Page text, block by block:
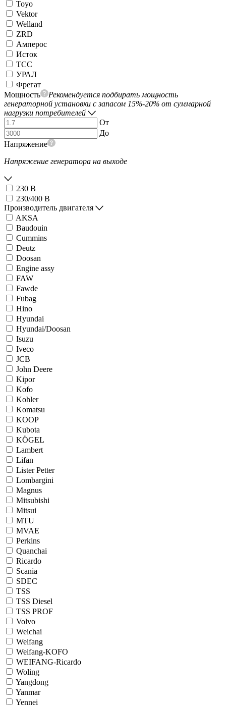
Toyo
Vektor
Welland
ZRD
Амперос
Исток
ТСС
УРАЛ
Фрегат
Мощность
Рекомендуется подбирать мощность
генераторной установки с запасом 15%-20% от суммарной
нагрузки потребителей
От
До
Напряжение
Напряжение генератора на выходе
230 В
230/400 В
Производитель двигателя
AKSA
Baudouin
Cummins
Deutz
Doosan
Engine assy
FAW
Fawde
Fubag
Hino
Hyundai
Hyundai/Doosan
Isuzu
Iveco
JCB
John Deere
Kipor
Kofo
Kohler
Komatsu
KOOP
Kubota
KÖGEL
Lambert
Lifan
Lister Petter
Lombargini
Magnus
Mitsubishi
Mitsui
MTU
MVAE
Perkins
Quanchai
Ricardo
Scania
SDEC
TSS
TSS Diesel
TSS PROF
Volvo
Weichai
Weifang
Weifang-KOFO
WEIFANG-Ricardo
Woling
Yangdong
Yanmar
Yennei